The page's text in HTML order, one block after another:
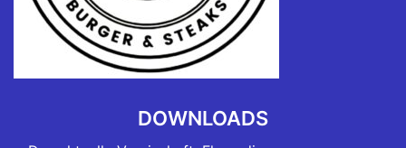
DOWNLOADS